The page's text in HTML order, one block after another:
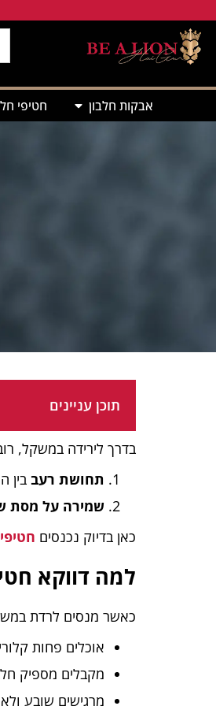
אבקות חלבון חטיפי
תוכן עניינים
בדרך לירידה במשקל,
תחושת רעב בין
שמירה על מסת
כאן בדיוק נכנסים
למה דווקא
כאשר מנסים לרדת
אוכלים פחות
מקבלים מספיק
מרגישים שובע